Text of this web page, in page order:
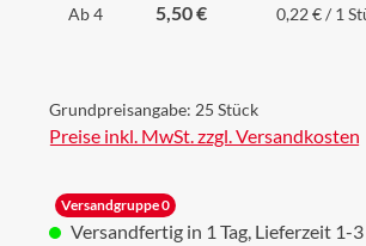
Ab4 5,50 € 0,22 € / 1
Grundpreisangabe: 25 Stück
Preise inkl. MwSt. zzgl. Versandkosten
Versandgruppe 0
Versandfertig in 1 Tag, Lieferzeit 1-3